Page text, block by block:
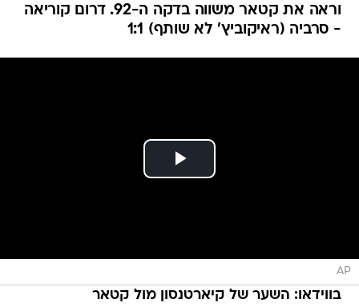
וראה את קטאר משווה בדקה ה-92. דרום קוריאה
- סרביה (ראיקוביץ' לא שותף) 1:1
AP
בווידאו: השער של קיארטנסון מול קטאר